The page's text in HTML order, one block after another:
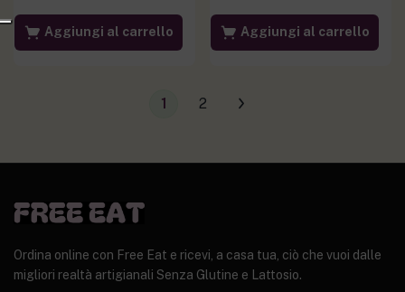
Aggiungi al carrello Aggiungi al carrello
1 2
Ordina online con Free Eat e ricevi, a casa tua, ciò che vuoi dalle
migliori realtà artigianali Senza Glutine e Lattosio.